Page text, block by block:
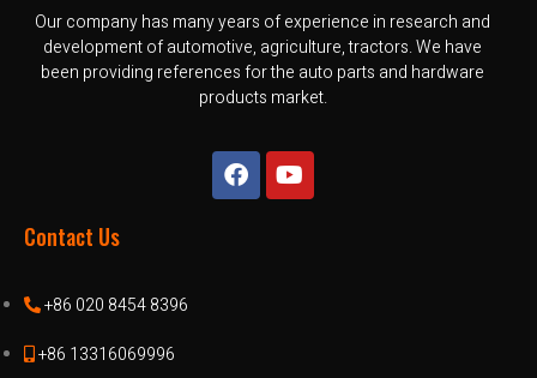
Our company has many years of experience in research and
development of automotive, agriculture, tractors. We have
been providing references for the auto parts and hardware
products market.
Contact Us
+86 020 8454 8396
+86 13316069996